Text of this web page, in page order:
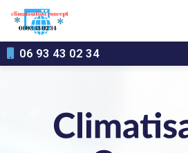
contenu
principal
06 93 43 02 34